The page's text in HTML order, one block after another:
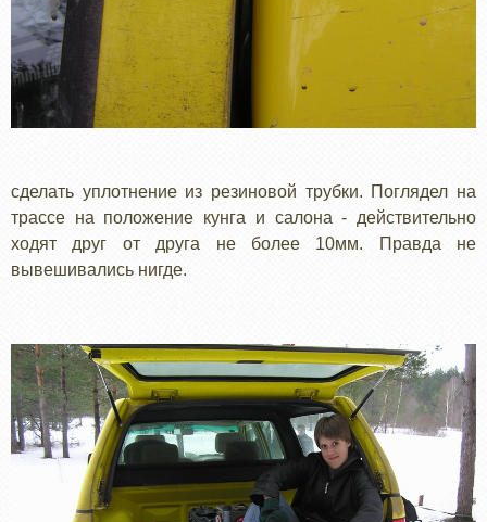
сделать уплотнение из резиновой трубки. Поглядел на
трассе на положение кунга и салона - действительно
ходят друг от друга не более 10мм. Правда не
вывешивались нигде.